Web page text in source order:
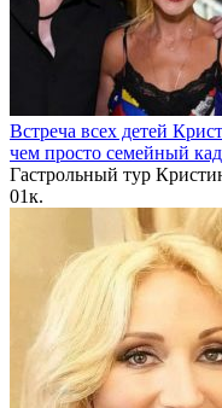
Встреча всех детей
чем просто семейный
Гастрольный тур
01к.